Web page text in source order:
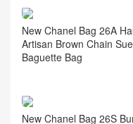
相关推荐